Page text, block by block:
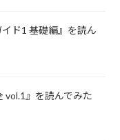
ド1 基礎編』を読ん
vol.1』を読んでみた